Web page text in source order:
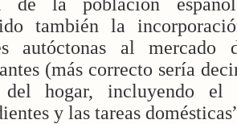
también la
autóctonas al
(más correcto sería
del hogar, incluyendo el
y las tareas